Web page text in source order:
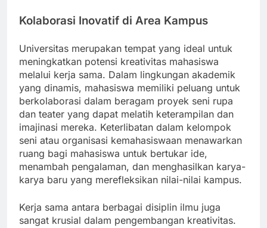
Kolaborasi Inovatif di Area Kampus
Universitas merupakan tempat yang ideal untuk
meningkatkan potensi kreativitas mahasiswa
melalui kerja sama. Dalam lingkungan akademik
yang dinamis, mahasiswa memiliki peluang untuk
berkolaborasi dalam beragam proyek seni rupa
dan teater yang dapat melatih keterampilan dan
imajinasi mereka. Keterlibatan dalam kelompok
seni atau organisasi kemahasiswaan menawarkan
ruang bagi mahasiswa untuk bertukar ide,
menambah pengalaman, dan menghasilkan karya-
karya baru yang merefleksikan nilai-nilai kampus.
Kerja sama antara berbagai disiplin ilmu juga
sangat krusial dalam pengembangan kreativitas.